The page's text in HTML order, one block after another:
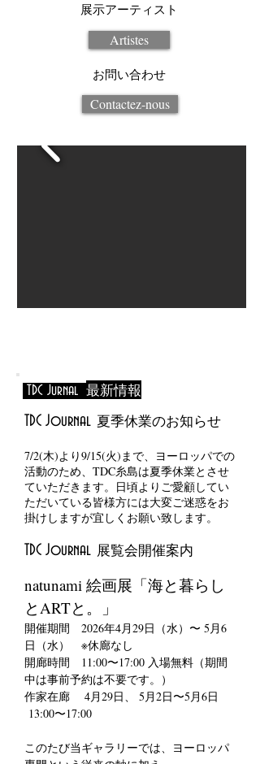
展示アーティスト
Artistes
お問い合わせ
Contactez-nous
TDC Jurnal 最新情報
TDC Journal 夏季休業のお知らせ
7/2(木)より9/15(火)まで、ヨーロッパでの
活動のため、TDC糸島は夏季休業とさせ
ていただきます。日頃よりご愛顧してい
ただいている皆様方には大変ご迷惑をお
掛けしますが宜しくお願い致します。
TDC Journal 展覧会開催案内
natunami 絵画展「海と暮らし
とARTと。」
​​​開催期間 2026年4月29日（水）〜 5月6
日（水） ※休廊なし
開廊時間 11:00〜17:00 入場無料（期間
中は事前予約は不要です。）
作家在廊 4月29日、 5月2日〜5月6日
13:00〜17:00
このたび当ギャラリーでは、ヨーロッパ